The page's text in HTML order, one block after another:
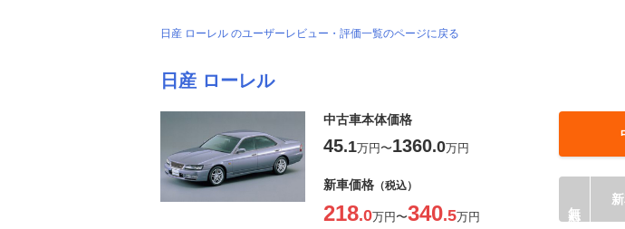
日産 ローレル のユーザーレビュー・評価一覧のページに戻る
日産 ローレル
中古車本体価格
45.1万円〜1360.0万円
新車価格 （税込）
218.0万円〜340.5万円